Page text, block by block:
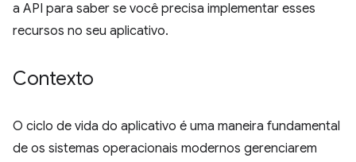
a API para saber se você precisa implementar esses
recursos no seu aplicativo.
Contexto
O ciclo de vida do aplicativo é uma maneira fundamental
de os sistemas operacionais modernos gerenciarem